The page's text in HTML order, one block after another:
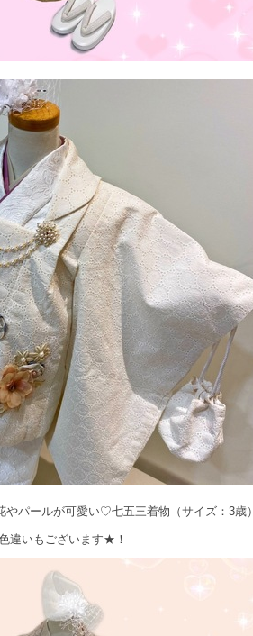
やパールが可愛い♡七五三着物（サイズ：3歳）
違いもございます★！